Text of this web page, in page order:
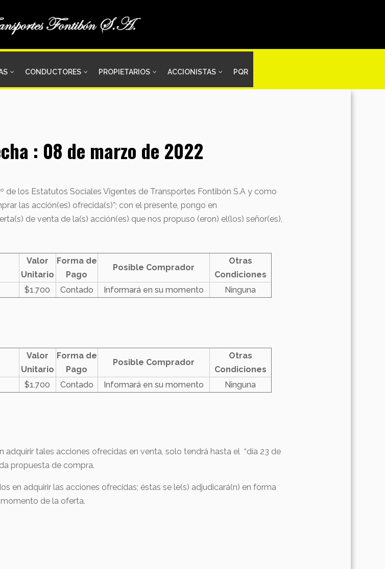
CONDUCTORES PROPIETARIOS ACCIONISTAS PQR
: 08 de marzo de 2022
los Estatutos Sociales Vigentes de Transportes Fontibón S.A y como
las acción(es) ofrecida(s)”; con el presente, pongo en
de venta de la(s) acción(es) que nos propuso (eron) el(los) señor(es),
Valor
Unitario
Forma de
Pago
Posible Comprador
Otras
Condiciones
$1.700 Contado Informará en su momento Ninguna
Valor
Unitario
Forma de
Pago
Posible Comprador
Otras
Condiciones
$1.700 Contado Informará en su momento Ninguna
adquirir tales acciones ofrecidas en venta, solo tendrá hasta el “día 23 de
propuesta de compra.
en adquirir las acciones ofrecidas; éstas se le(s) adjudicará(n) en forma
de la oferta.